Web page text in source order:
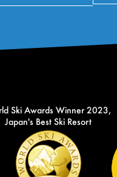
Ski Awards Winner 2023,
Japan's Best Ski Resort